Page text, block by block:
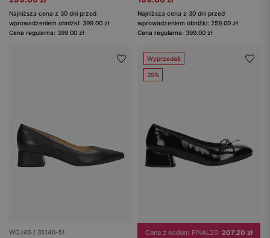
Najniższa cena z 30 dni przed
wprowadzeniem obniżki: 399.00 zł
Cena regularna: 399.00 zł
Najniższa cena z 30 dni przed
wprowadzeniem obniżki: 259.00 zł
Cena regularna: 399.00 zł
WOJAS / 35140-51
Wyprzedaż
35%
Cena z kodem FINAL20: 207.20 zł